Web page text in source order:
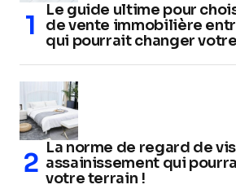
Le guide ultime pour
de vente immobilière
qui pourrait changer
La norme de regard de
assainissement qui
votre terrain !